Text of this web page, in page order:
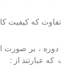
كه‌ كيفيت‌
، بر صورت‌
عبارتند از :